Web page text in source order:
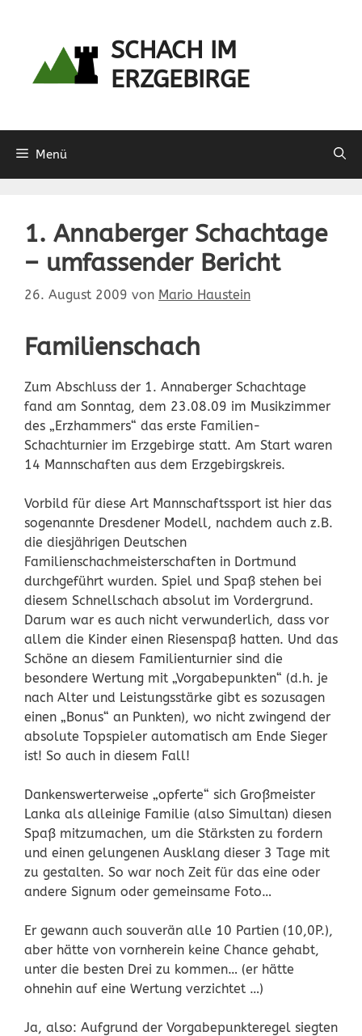
SCHACH IM
ERZGEBIRGE
Menü
1. Annaberger Schachtage
– umfassender Bericht
26. August 2009 von Mario Haustein
Familienschach
Zum Abschluss der 1. Annaberger Schachtage
fand am Sonntag, dem 23.08.09 im Musikzimmer
des „Erzhammers“ das erste Familien-
Schachturnier im Erzgebirge statt. Am Start waren
14 Mannschaften aus dem Erzgebirgskreis.
Vorbild für diese Art Mannschaftssport ist hier das
sogenannte Dresdener Modell, nachdem auch z.B.
die diesjährigen Deutschen
Familienschachmeisterschaften in Dortmund
durchgeführt wurden. Spiel und Spaß stehen bei
diesem Schnellschach absolut im Vordergrund.
Darum war es auch nicht verwunderlich, dass vor
allem die Kinder einen Riesenspaß hatten. Und das
Schöne an diesem Familienturnier sind die
besondere Wertung mit „Vorgabepunkten“ (d.h. je
nach Alter und Leistungsstärke gibt es sozusagen
einen „Bonus“ an Punkten), wo nicht zwingend der
absolute Topspieler automatisch am Ende Sieger
ist! So auch in diesem Fall!
Dankenswerterweise „opferte“ sich Großmeister
Lanka als alleinige Familie (also Simultan) diesen
Spaß mitzumachen, um die Stärksten zu fordern
und einen gelungenen Ausklang dieser 3 Tage mit
zu gestalten. So war noch Zeit für das eine oder
andere Signum oder gemeinsame Foto…
Er gewann auch souverän alle 10 Partien (10,0P.),
aber hätte von vornherein keine Chance gehabt,
unter die besten Drei zu kommen… (er hätte
ohnehin auf eine Wertung verzichtet …)
Ja, also: Aufgrund der Vorgabepunkteregel siegten